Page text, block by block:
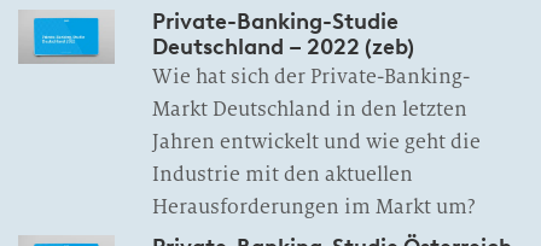
Private-Banking-Studie
Deutschland – 2022 (zeb)
Wie hat sich der Private-Banking-
Markt Deutschland in den letzten
Jahren entwickelt und wie geht die
Industrie mit den aktuellen
Herausforderungen im Markt um?